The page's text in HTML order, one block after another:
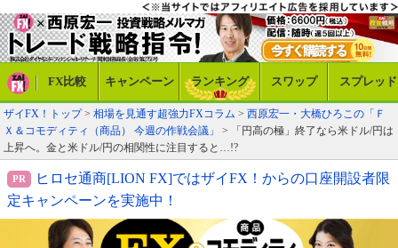
FX比較 キャンペーン ランキング スワップ スプレッド
ザイFX！トップ> 相場を見通す超強力FXコラム > 西原宏一・大橋ひろこの「Ｆ
Ｘ＆コモディティ（商品） 今週の作戦会議」
> 「円高の極」終了なら米ドル/円は
上昇へ。金と米ドル/円の相関性に注目すると…!?
ヒロセ通商[LION FX]ではザイFX！からの口座開設者限
定キャンペーンを実施中！